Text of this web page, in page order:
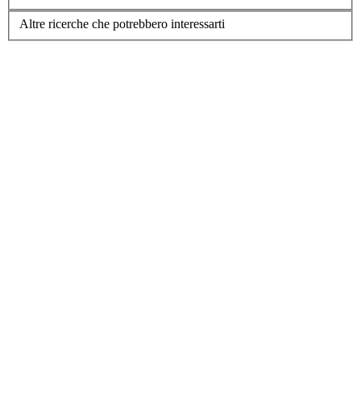
Altre ricerche che potrebbero interessarti